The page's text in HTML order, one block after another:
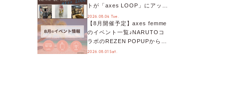
トが「axes LOOP」にアップ
デート！活用するとポイント
が手に入る◎
2026.08.04 Tue.
【8月開催予定】axes femme
のイベント一覧♪NARUTOコ
ラボのREZEN POPUPから、
プチYour Stage.、ティーパー
2026.08.01 Sat.